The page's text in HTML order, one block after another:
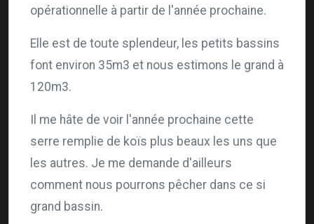
opérationnelle à partir de l'année prochaine.
Elle est de toute splendeur, les petits bassins
font environ 35m3 et nous estimons le grand à
120m3.
Il me hâte de voir l'année prochaine cette
serre remplie de koïs plus beaux les uns que
les autres. Je me demande d'ailleurs
comment nous pourrons pêcher dans ce si
grand bassin.